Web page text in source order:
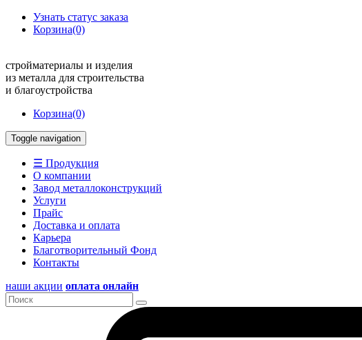
Узнать статус заказа
Корзина(0)
стройматериалы и изделия
из металла для строительства
и благоустройства
Корзина(0)
Toggle navigation
☰ Продукция
О компании
Завод металлоконструкций
Услуги
Прайс
Доставка и оплата
Карьера
Благотворительный Фонд
Контакты
наши акции оплата онлайн